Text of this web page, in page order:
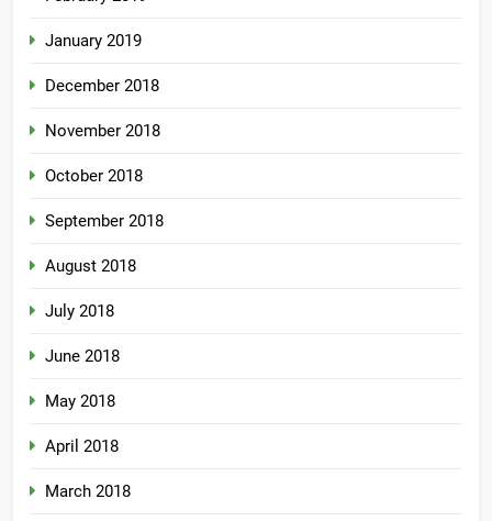
January 2019
December 2018
November 2018
October 2018
September 2018
August 2018
July 2018
June 2018
May 2018
April 2018
March 2018